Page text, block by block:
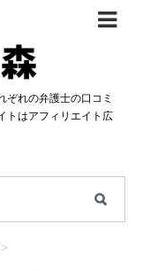
ぞれの弁護士の口コミ
アフィリエイト広
>